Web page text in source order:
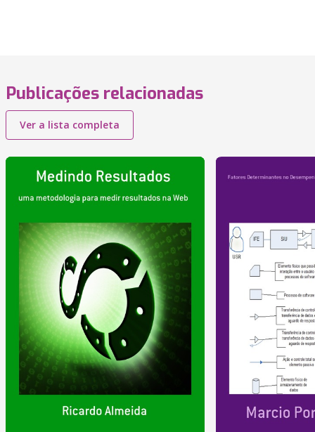
Publicações relacionadas
Ver a lista completa